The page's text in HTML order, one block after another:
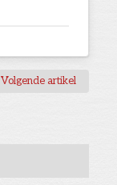
Volgende artikel